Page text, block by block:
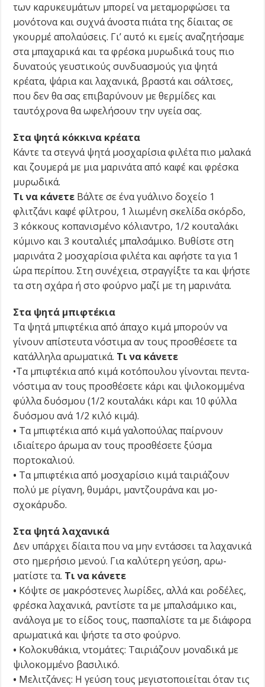
των καρυκευμάτων μπορεί να μεταμορφώσει τα
μονότονα και συχνά άνοστα πιάτα της δίαιτας σε
γκουρμέ απολαύσεις. Γι’ αυτό κι εμείς αναζητήσαμε
στα μπαχαρικά και τα φρέσκα μυρωδικά τους πιο
δυνατούς γευστικούς συνδυασμούς για ψητά
κρέατα, ψάρια και λαχανικά, βραστά και σάλτσες,
που δεν θα σας επιβαρύνουν με θερμίδες και
ταυτόχρονα θα ωφελήσουν την υγεία σας.
Στα ψητά κόκκινα κρέατα
Κάντε τα στεγνά ψητά μοσχαρίσια φιλέτα πιο μαλακά
και ζουμερά με μια μαρινάτα από καφέ και φρέσκα
μυρωδικά.
Τι να κάνετε Βάλτε σε ένα γυάλινο δοχείο 1
φλιτζάνι καφέ φίλτρου, 1 λιωμένη σκελίδα σκόρδο,
3 κόκκους κοπανισμένο κόλιαντρο, 1/2 κουταλάκι
κύμινο και 3 κουταλιές μπαλσάμικο. Βυθίστε στη
μαρινάτα 2 μοσχαρίσια φιλέτα και αφήστε τα για 1
ώρα περίπου. Στη συνέχεια, στραγγίξτε τα και ψήστε
τα στη σχάρα ή στο φούρνο μαζί με τη μαρινάτα.
Στα ψητά μπιφτέκια
Τα ψητά μπιφτέκια από άπαχο κιμά μπορούν να
γίνουν απίστευτα νόστιμα αν τους προσθέσετε τα
κατάλληλα αρωματικά. Τι να κάνετε
•Τα μπιφτέκια από κιμά κοτόπουλου γίνονται πεντα­
νόστιμα αν τους προσθέσετε κάρι και ψιλοκομμένα
φύλλα δυόσμου (1/2 κουταλάκι κάρι και 10 φύλλα
δυόσμου ανά 1/2 κιλό κιμά).
• Τα μπιφτέκια από κιμά γαλο­πούλας παίρνουν
ιδιαίτερο άρωμα αν τους προσθέσετε ξύσμα
πορτοκαλιού.
• Τα μπιφτέκια από μοσχαρίσιο κιμά ταιριάζουν
πολύ με ρίγανη, θυμάρι, μαντζουράνα και μο­
σχοκάρυδο.
Στα ψητά λαχανικά
Δεν υπάρχει δίαιτα που να μην εντάσσει τα λαχανικά
στο ημερήσιο μενού. Για καλύτερη γεύση, αρω­
ματίστε τα. Τι να κάνετε
• Κόψτε σε μακρόστενες λωρίδες, αλλά και ροδέλες,
φρέσκα λαχανικά, ραντίστε τα με μπαλσάμικο και,
ανάλογα με το είδος τους, πασπαλίστε τα με διάφορα
αρωματικά και ψήστε τα στο φούρνο.
• Κολοκυθάκια, ντομάτες: Ται­ριάζουν μοναδικά με
ψιλο­κομμένο βασιλικό.
• Μελιτζάνες: Η γεύση τους μεγιστοποιείται όταν τις